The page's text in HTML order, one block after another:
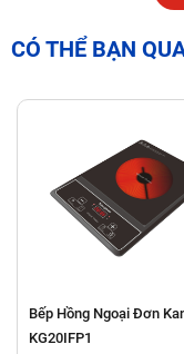
Phân Tích
CÓ THỂ BẠN
Hồng Ngoại Đơn